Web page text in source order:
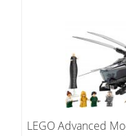
LEGO Advanced